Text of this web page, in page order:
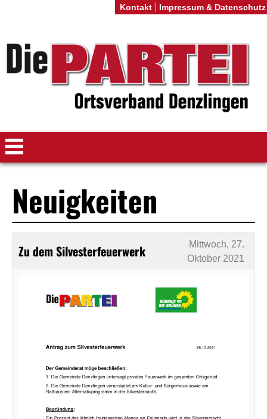
Neuigkeiten
Zu dem Silvesterfeuerwerk
Mittwoch, 27.
Oktober 2021
Kontakt Impressum & Datenschutz